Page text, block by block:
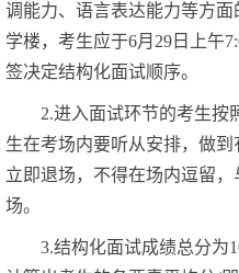
调能力、语言表达能力等方
学楼，考生应于6月29日上午
签决定结构化面试顺序。
2.进入面试环节的考生按
生在考场内要听从安排，做
立即退场，不得在场内逗留
场。
3.结构化面试成绩总分为